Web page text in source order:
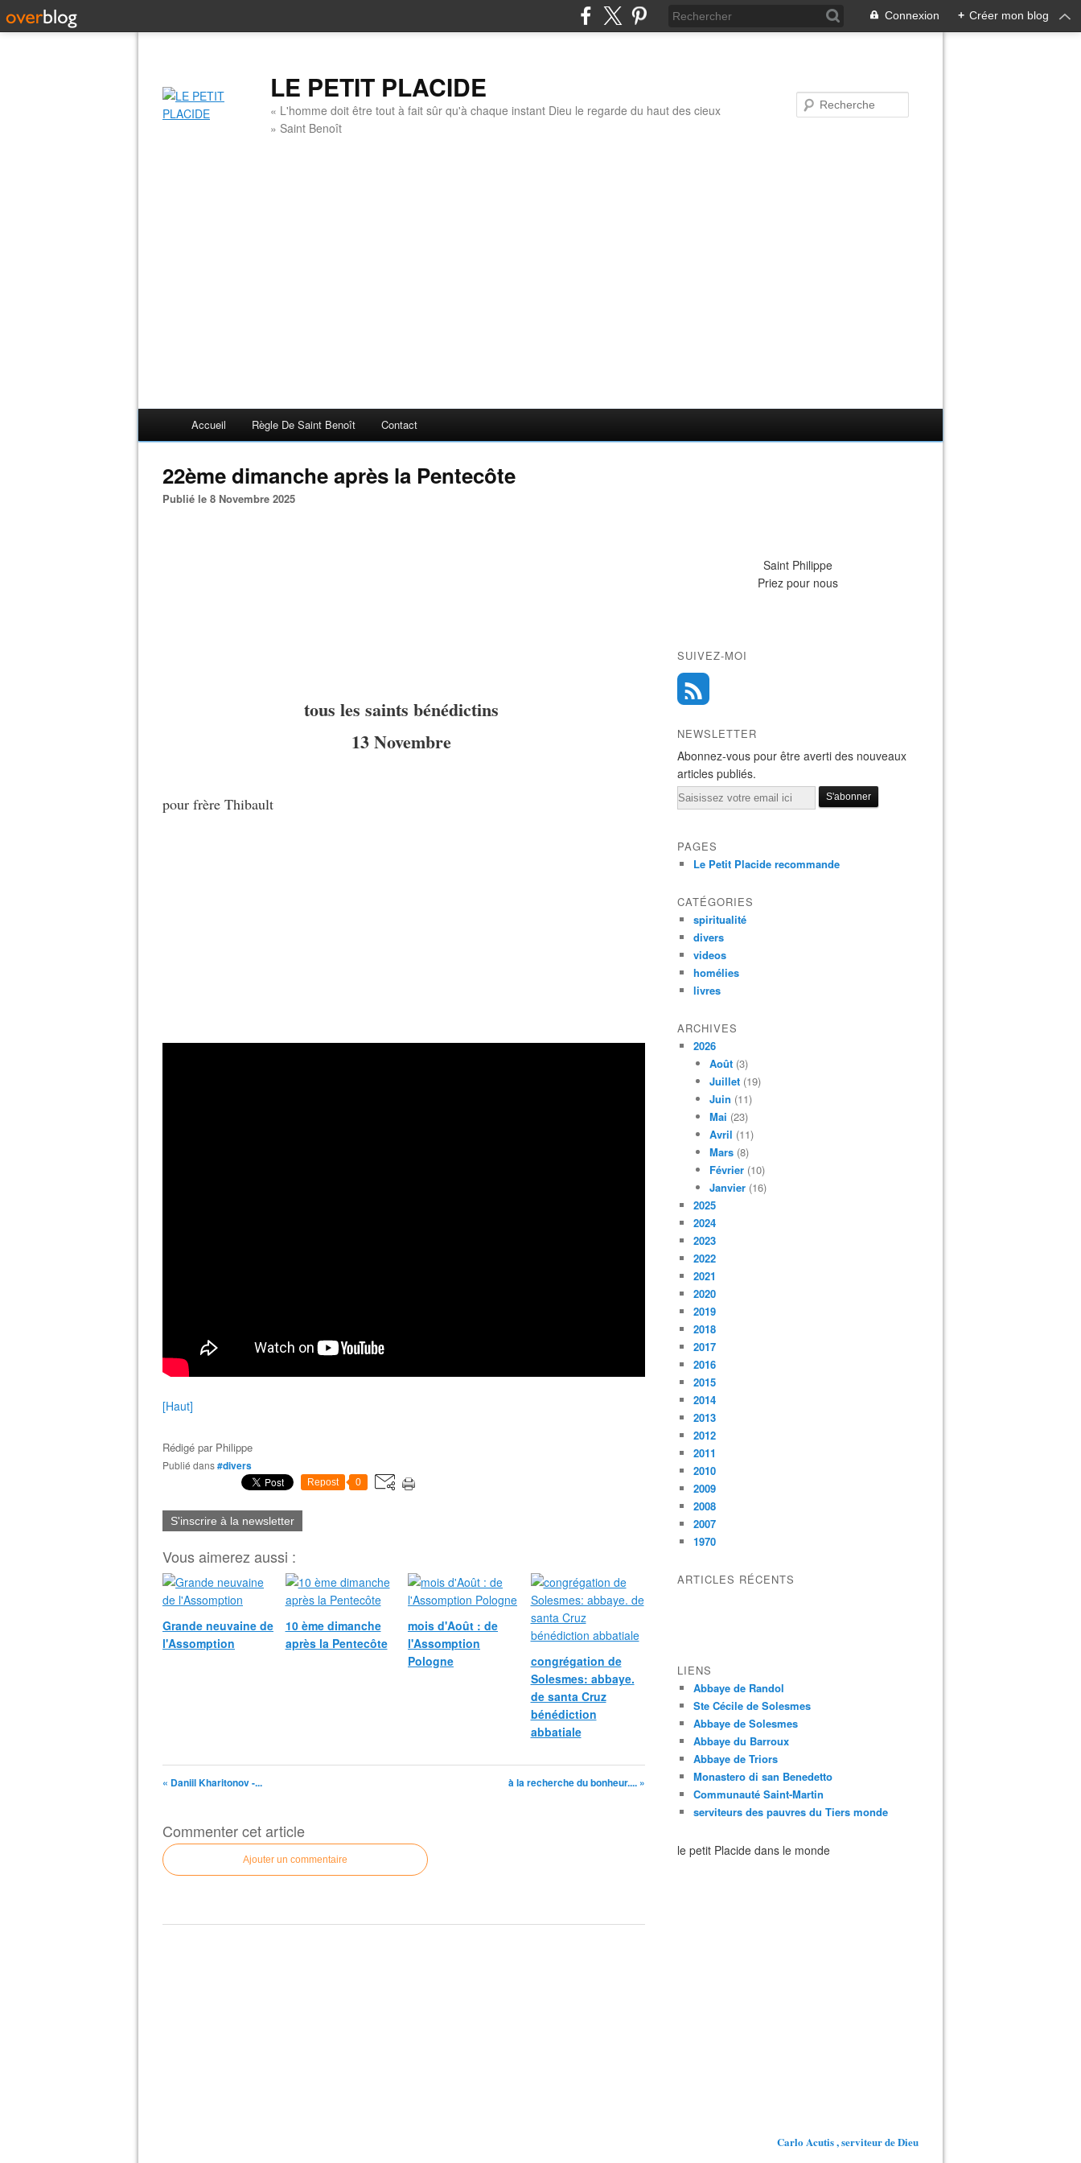
Connexion + Créer mon blog
LE PETIT PLACIDE
« L'homme doit être tout à fait sûr qu'à chaque instant Dieu le regarde du haut des cieux
» Saint Benoît
Accueil Règle De Saint Benoît Contact
22ème dimanche après la Pentecôte
Publié le 8 Novembre 2025
tous les saints bénédictins
13 Novembre
pour frère Thibault
[Haut]
Rédigé par Philippe
Publié dans#divers
Repost 0
S'inscrire à la newsletter
Vous aimerez aussi :
Grande neuvaine de
l'Assomption
10 ème dimanche
après la Pentecôte
mois d'Août : de
l'Assomption
Pologne
congrégation de
Solesmes: abbaye.
de santa Cruz
bénédiction
abbatiale
« Daniil Kharitonov -... à la recherche du bonheur.... »
Commenter cet article
Ajouter un commentaire
Saint Philippe
Priez pour nous
SUIVEZ-MOI
NEWSLETTER
Abonnez-vous pour être averti des nouveaux
articles publiés.
Email
PAGES
Le Petit Placide recommande
CATÉGORIES
spiritualité
divers
videos
homélies
livres
ARCHIVES
2026
Août (3)
Juillet (19)
Juin (11)
Mai (23)
Avril (11)
Mars (8)
Février (10)
Janvier (16)
2025
2024
2023
2022
2021
2020
2019
2018
2017
2016
2015
2014
2013
2012
2011
2010
2009
2008
2007
1970
ARTICLES RÉCENTS
LIENS
Abbaye de Randol
Ste Cécile de Solesmes
Abbaye de Solesmes
Abbaye du Barroux
Abbaye de Triors
Monastero di san Benedetto
Communauté Saint-Martin
serviteurs des pauvres du Tiers monde
le petit Placide dans le monde
Carlo Acutis , serviteur de Dieu